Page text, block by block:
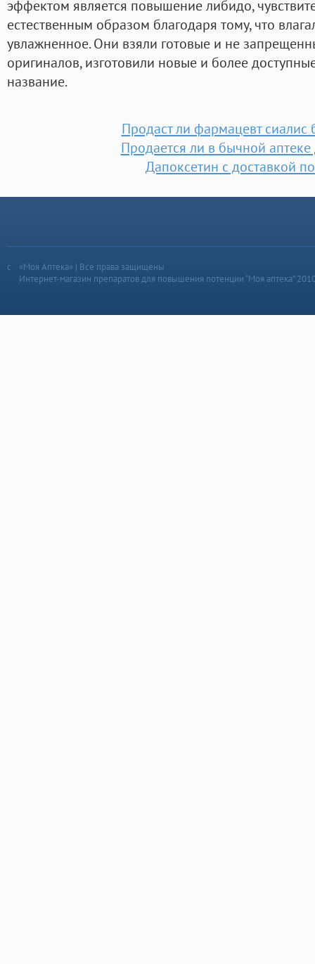
эффектом является повышение либидо,
естественным образом благодаря тому, что
увлажненное. Они взяли готовые и не
оригиналов, изготовили новые и более
название.
Продаст ли фармацевт сиалис
Продается ли в бычной аптеке
Дапоксетин с доставкой
«Моя Аптека» | Все права защищены
Интернет-магазин препаратов для повышения потенции “Моя аптека”